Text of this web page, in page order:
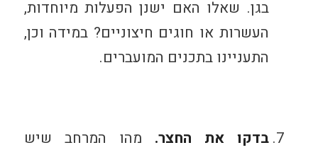
בגן. שאלו האם ישנן הפעלות מיוחדות,
העשרות או חוגים חיצוניים? במידה וכן,
התעניינו בתכנים המועברים.
בדקו את החצר. מהו המרחב שיש